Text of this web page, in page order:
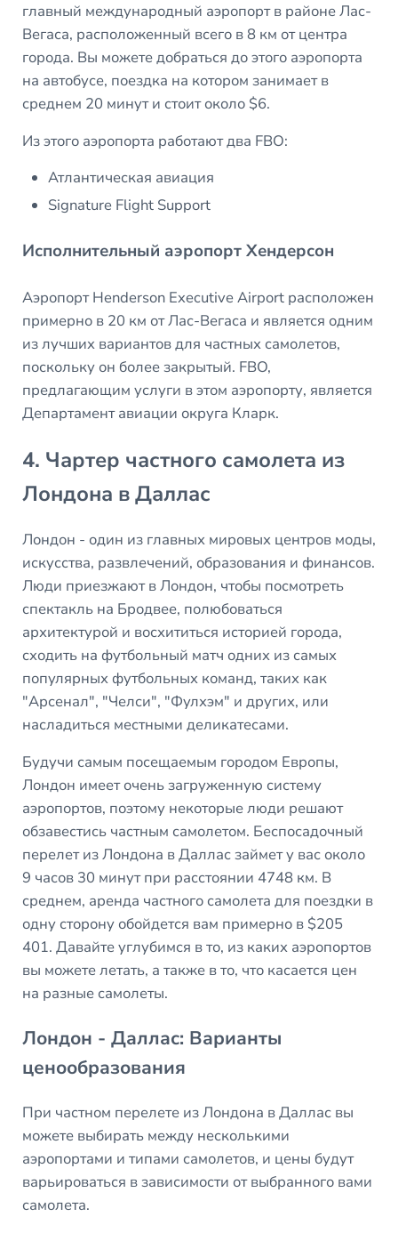
главный международный аэропорт в районе Лас-
Вегаса, расположенный всего в 8 км от центра
города. Вы можете добраться до этого аэропорта
на автобусе, поездка на котором занимает в
среднем 20 минут и стоит около $6.
Из этого аэропорта работают два FBO:
Атлантическая авиация
Signature Flight Support
Исполнительный аэропорт Хендерсон
Аэропорт Henderson Executive Airport расположен
примерно в 20 км от Лас-Вегаса и является одним
из лучших вариантов для частных самолетов,
поскольку он более закрытый. FBO,
предлагающим услуги в этом аэропорту, является
Департамент авиации округа Кларк.
4. Чартер частного самолета из
Лондона в Даллас
Лондон - один из главных мировых центров моды,
искусства, развлечений, образования и финансов.
Люди приезжают в Лондон, чтобы посмотреть
спектакль на Бродвее, полюбоваться
архитектурой и восхититься историей города,
сходить на футбольный матч одних из самых
популярных футбольных команд, таких как
"Арсенал", "Челси", "Фулхэм" и других, или
насладиться местными деликатесами.
Будучи самым посещаемым городом Европы,
Лондон имеет очень загруженную систему
аэропортов, поэтому некоторые люди решают
обзавестись частным самолетом. Беспосадочный
перелет из Лондона в Даллас займет у вас около
9 часов 30 минут при расстоянии 4748 км. В
среднем, аренда частного самолета для поездки в
одну сторону обойдется вам примерно в $205
401. Давайте углубимся в то, из каких аэропортов
вы можете летать, а также в то, что касается цен
на разные самолеты.
Лондон - Даллас: Варианты
ценообразования
При частном перелете из Лондона в Даллас вы
можете выбирать между несколькими
аэропортами и типами самолетов, и цены будут
варьироваться в зависимости от выбранного вами
самолета.